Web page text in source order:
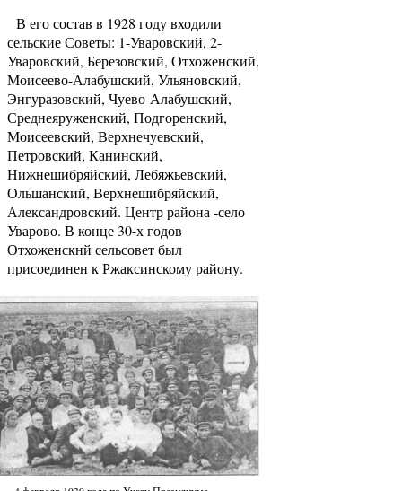
В его состав в 1928 году входили
сельские Советы: 1-Уваровский, 2-
Уваровский, Березовский, Отхоженский,
Моисеево-Алабушский, Ульяновский,
Энгуразовский, Чуево-Алабушский,
Среднеяруженский, Подгоренский,
Моисеевский, Верхнечуевский,
Петровский, Канинский,
Нижнешибряйский, Лебяжьевский,
Ольшанский, Верхнешибряйский,
Александровский. Центр района -село
Уварово. В конце 30-х годов
Отхоженскнй сельсовет был
присоединен к Ржаксинскому району.